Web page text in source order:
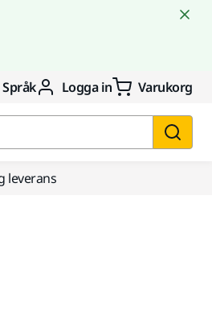
Språk Logga in Varukorg
leverans